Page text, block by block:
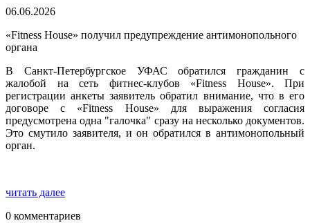
06.06.2026
«Fitness House» получил предупреждение антимонопольного
органа
В Санкт-Петербургское УФАС обратился гражданин с
жалобой на сеть фитнес-клубов «Fitness House». При
регистрации анкеты заявитель обратил внимание, что в его
договоре с «Fitness House» для выражения согласия
предусмотрена одна "галочка" сразу на несколько документов.
Это смутило заявителя, и он обратился в антимонопольный
орган.
читать далее
0 комментариев